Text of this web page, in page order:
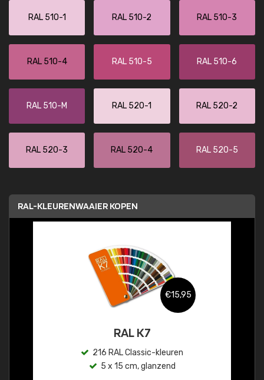
RAL 510-1 RAL 510-2 RAL 510-3
RAL 510-4 RAL 510-5 RAL 510-6
RAL 510-M RAL 520-1 RAL 520-2
RAL 520-3 RAL 520-4 RAL 520-5
RAL-KLEURENWAAIER KOPEN
€15,95
RAL K7
216 RAL Classic-kleuren
5 x 15 cm, glanzend